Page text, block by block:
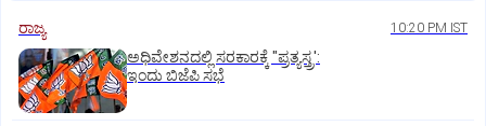
ರಾಜ್ಯ 10:20 PM IST
ಅಧಿವೇಶನದಲ್ಲಿ ಸರಕಾರಕ್ಕೆ "ಪ್ರತ್ಯಸ್ತ್ರ':
ಇಂದು ಬಿಜೆಪಿ ಸಭೆ